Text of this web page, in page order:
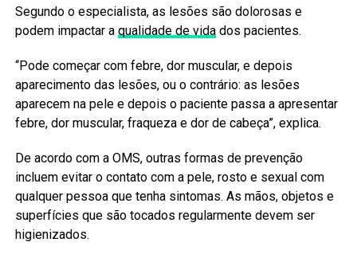
Segundo o especialista, as lesões são dolorosas e
podem impactar a qualidade de vidados pacientes.
“Pode começar com febre, dor muscular, e depois
aparecimento das lesões, ou o contrário: as lesões
aparecem na pele e depois o paciente passa a apresentar
febre, dor muscular, fraqueza e dor de cabeça”, explica.
De acordo com a OMS, outras formas de prevenção
incluem evitar o contato com a pele, rosto e sexual com
qualquer pessoa que tenha sintomas. As mãos, objetos e
superfícies que são tocados regularmente devem ser
higienizados.